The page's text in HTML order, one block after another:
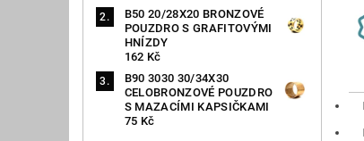
B50 20/28X20 BRONZOVÉ
POUZDRO S GRAFITOVÝMI
HNÍZDY
162 Kč
B90 3030 30/34X30
CELOBRONZOVÉ POUZDRO
S MAZACÍMI KAPSIČKAMI
75 Kč